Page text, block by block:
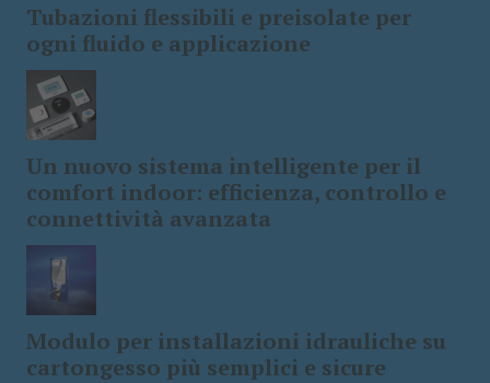
Tubazioni flessibili e preisolate per
ogni fluido e applicazione
Un nuovo sistema intelligente per il
comfort indoor: efficienza, controllo e
connettività avanzata
Modulo per installazioni idrauliche su
cartongesso più semplici e sicure